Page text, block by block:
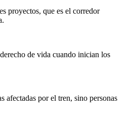
proyectos, que es el corredor
de vida cuando inician los
afectadas por el tren, sino personas